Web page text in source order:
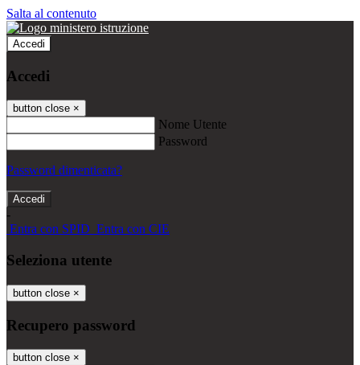
Salta al contenuto
Accedi
Accedi
button close ×
Nome Utente
Password
Password dimenticata?
-
Entra con SPID Entra con CIE
Seleziona utente
button close ×
Recupero password
button close ×